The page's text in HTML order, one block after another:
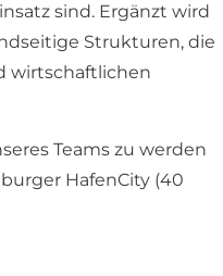
sind. Ergänzt wird
Strukturen, die
wirtschaftlichen
Teams zu werden
HafenCity (40